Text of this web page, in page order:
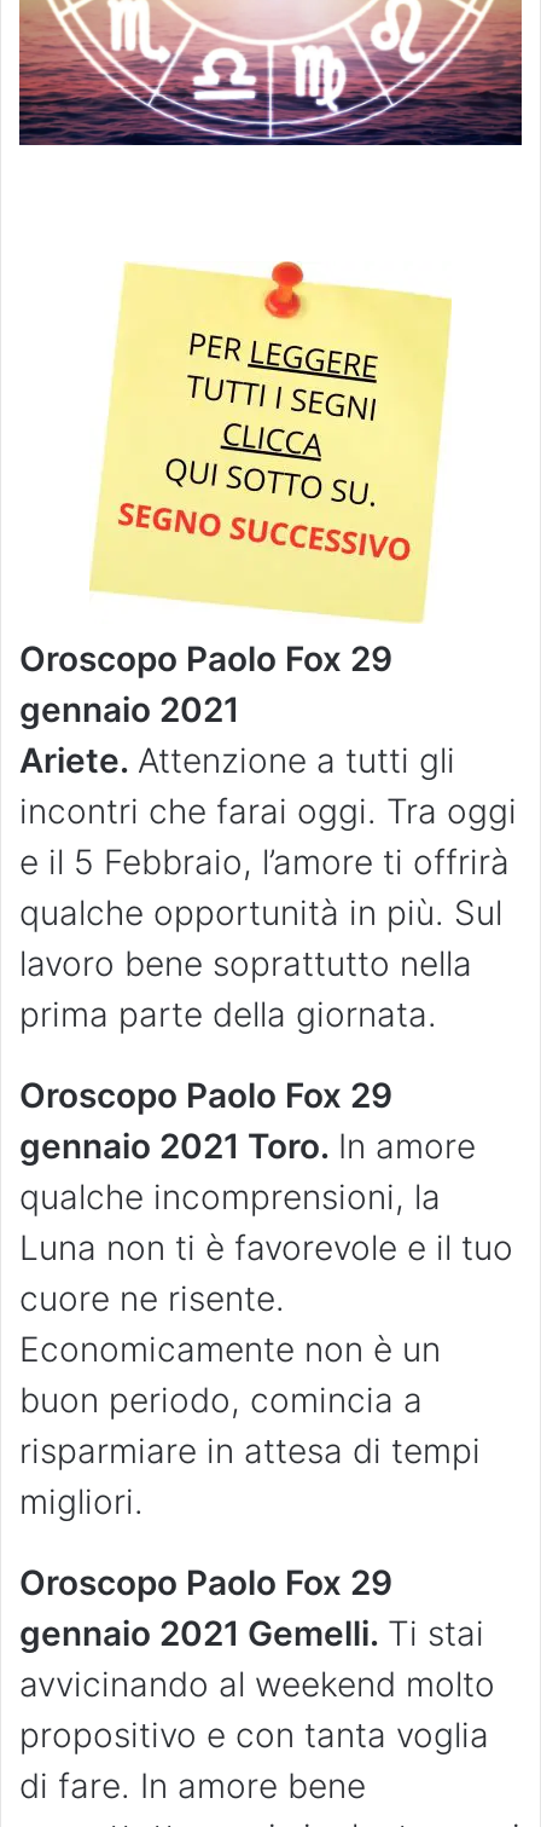
Oroscopo Paolo Fox 29
gennaio 2021
Ariete. Attenzione a tutti gli
incontri che farai oggi. Tra oggi
e il 5 Febbraio, l’amore ti offrirà
qualche opportunità in più. Sul
lavoro bene soprattutto nella
prima parte della giornata.
Oroscopo Paolo Fox 29
gennaio 2021 Toro. In amore
qualche incomprensioni, la
Luna non ti è favorevole e il tuo
cuore ne risente.
Economicamente non è un
buon periodo, comincia a
risparmiare in attesa di tempi
migliori.
Oroscopo Paolo Fox 29
gennaio 2021 Gemelli. Ti stai
avvicinando al weekend molto
propositivo e con tanta voglia
di fare. In amore bene